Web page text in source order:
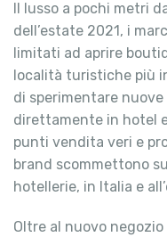
Il lusso a pochi metri
dell’estate 2021, i
limitati ad aprire
località turistiche più
di sperimentare
direttamente in hotel
punti vendita veri e
brand scommettono
hotellerie, in Italia e
Oltre al nuovo